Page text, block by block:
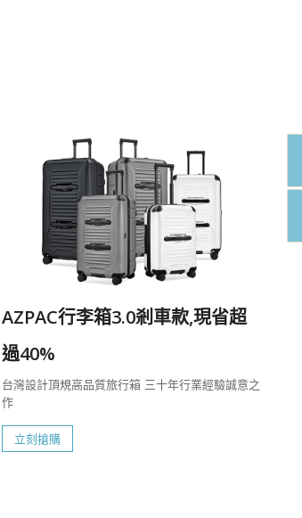
AZPAC行李箱3.0剎車款,現省超
過40%
台灣設計頂規高品質旅行箱 三十年行業經驗誠意之
作
立刻搶購